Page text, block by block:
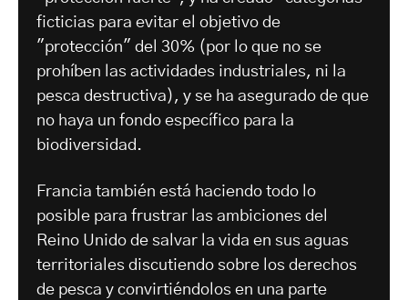
ficticias para evitar el objetivo de
"protección" del 30% (por lo que no se
prohíben las actividades industriales, ni la
pesca destructiva), y se ha asegurado de que
no haya un fondo específico para la
biodiversidad.
Francia también está haciendo todo lo
posible para frustrar las ambiciones del
Reino Unido de salvar la vida en sus aguas
territoriales discutiendo sobre los derechos
de pesca y convirtiéndolos en una parte